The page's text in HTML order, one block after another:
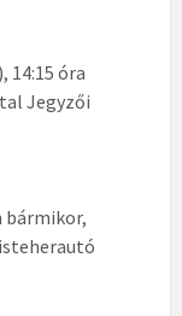
14:15 óra
Jegyzői